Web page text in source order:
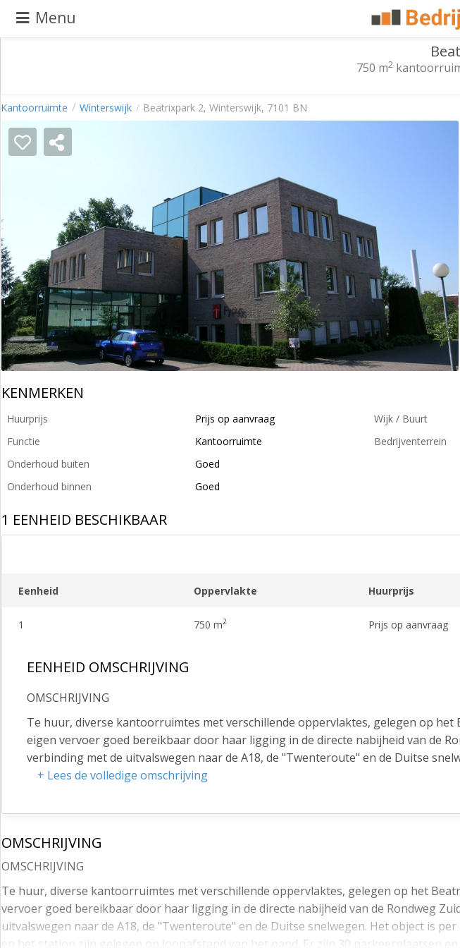
Menu
aanbieden
Pand
zoeken
Waarom
adverteren
Registreren
Login
Kantoorruimte Winterswijk Beatrixpark 2, Winterswijk, 7101 BN
750 m2
KENMERKEN
Huurprijs
Prijs op aanvraag
Functie
Kantoorruimte
Onderhoud buiten
Goed
Onderhoud binnen
Goed
Wijk / Buurt
Bedrijventerrein
1 EENHEID BESCHIKBAAR
Eenheid Oppervlakte Huurprijs
1 750 m2 Prijs op aanvraag
EENHEID OMSCHRIJVING
OMSCHRIJVING
Te huur, diverse kantoorruimtes met verschillende oppervlaktes, gelegen op
eigen vervoer goed bereikbaar door haar ligging in de directe nabijheid van de
verbinding met de uitvalswegen naar de A18, de "Twenteroute" en de Duitse
bereikbaar. Een bushalte en het station zijn gelegen op loopafstand van het
AFMETINGEN
Diverse kantoorruimtes beschikbaar.
BEREIKBAARHEID
Het object is goed bereikbaar en op korte afstand van de rondweg zuid.
VOORZIENINGEN
- Systeemplafonds met verlichting
+ Lees de volledige omschrijving
OMSCHRIJVING
OMSCHRIJVING
Te huur, diverse kantoorruimtes met verschillende oppervlaktes, gelegen op het
vervoer goed bereikbaar door haar ligging in de directe nabijheid van de Rondweg
uitvalswegen naar de A18, de "Twenteroute" en de Duitse snelwegen. Het object is
en het station zijn gelegen op loopafstand van het pand. Er zijn 30 parkeerplaatsen